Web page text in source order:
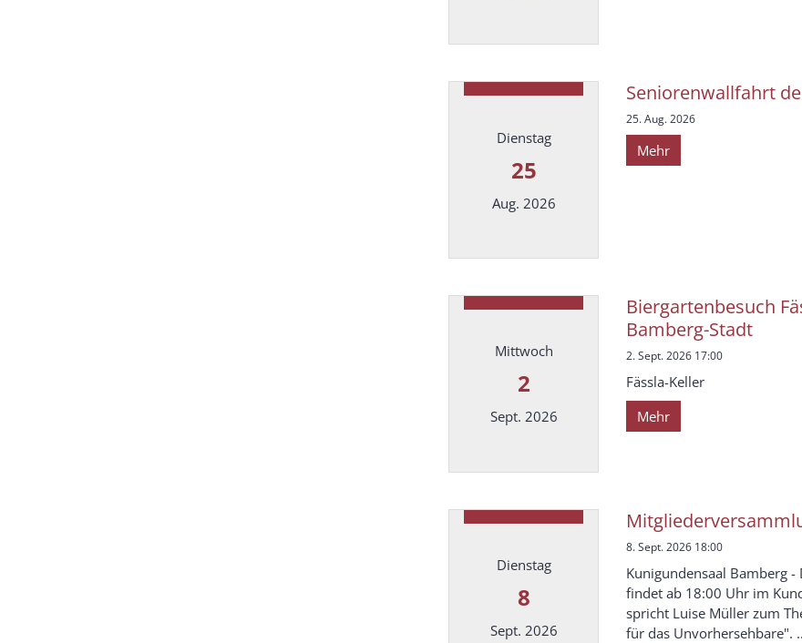
Dienstag
25
Aug. 2026
Seniorenwallfahrt
25. Aug. 2026
Mehr
Mittwoch
2
Sept. 2026
Biergartenbesuch
Bamberg-Stadt
2. Sept. 2026 17:00
Fässla-Keller
Mehr
Dienstag
8
Sept. 2026
8. Sept. 2026 18:00
Kunigundensaal Bamberg
findet ab 18:00 Uhr im
spricht Luise Müller zum
für das Unvorhersehbare".